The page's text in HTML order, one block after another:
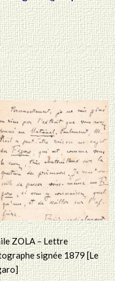
ZOLA – Lettre
signée 1879 [Le